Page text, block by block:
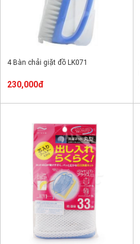
4 Bàn chải giặt đồ LK071
230,000đ